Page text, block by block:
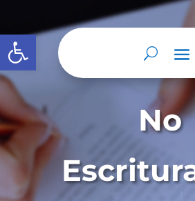
Abrir barra de herramientas
No